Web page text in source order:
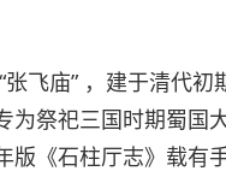
张飞庙” ，建于清代初
为祭祀三国时期蜀国
版《石柱厅志》载有